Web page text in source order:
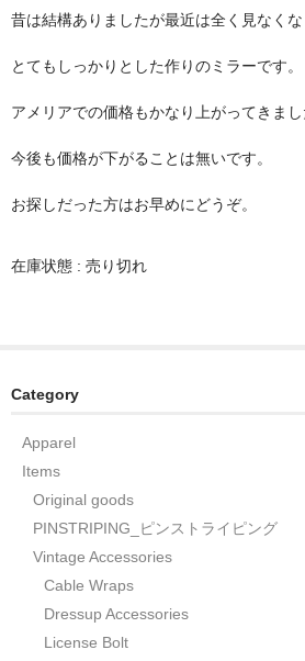
昔は結構ありましたが最近は全く見なくな
とてもしっかりとした作りのミラーです。
アメリアでの価格もかなり上がってきまし
今後も価格が下がることは無いです。
お探しだった方はお早めにどうぞ。
在庫状態 : 売り切れ
Category
Apparel
Items
Original goods
PINSTRIPING_ピンストライピング
Vintage Accessories
Cable Wraps
Dressup Accessories
License Bolt